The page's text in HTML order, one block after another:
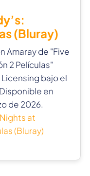
(Bluray)
Amaray de "Five
2 Películas"
bajo el
en
de 2026.
at
(Bluray)